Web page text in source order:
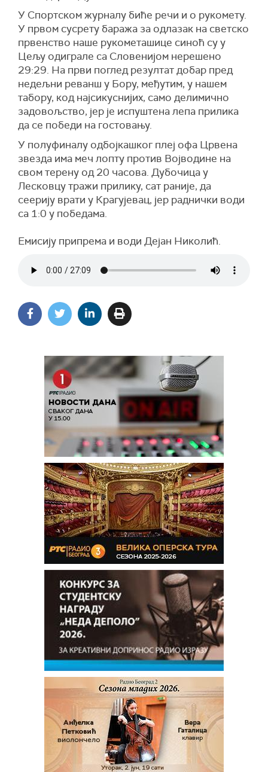
У Спортском журналу биће речи и о рукомету.
У првом сусрету баража за одлазак на светско
првенство наше рукометашице синоћ су у
Цељу одиграле са Словенијом нерешено
29:29. На први поглед резултат добар пред
недељни реванш у Бору, међутим, у нашем
табору, код најсикуснијих, само делимично
задовољство, јер је испуштена лепа прилика
да се победи на гостовању.
У полуфиналу одбојкашког плеј офа Црвена
звезда има меч лопту против Војводине на
свом терену од 20 часова. Дубочица у
Лесковцу тражи прилику, сат раније, да
сеерију врати у Крагујевац, јер раднички води
са 1:0 у победама.
Емисију припрема и води Дејан Николић.